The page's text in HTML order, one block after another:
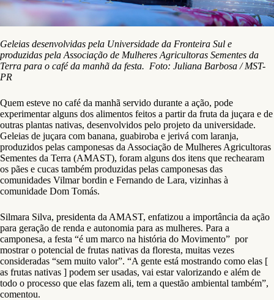
Geleias desenvolvidas pela Universidade da Fronteira Sul e
produzidas pela Associação de Mulheres Agricultoras Sementes da
Terra para o café da manhã da festa. Foto: Juliana Barbosa / MST-
PR
Quem esteve no café da manhã servido durante a ação, pode
experimentar alguns dos alimentos feitos a partir da fruta da juçara e de
outras plantas nativas, desenvolvidos pelo projeto da universidade.
Geleias de juçara com banana, guabiroba e jerivá com laranja,
produzidos pelas camponesas da Associação de Mulheres Agricultoras
Sementes da Terra (AMAST), foram alguns dos itens que rechearam
os pães e cucas também produzidas pelas camponesas das
comunidades Vilmar bordin e Fernando de Lara, vizinhas à
comunidade Dom Tomás.
Silmara Silva, presidenta da AMAST, enfatizou a importância da ação
para geração de renda e autonomia para as mulheres. Para a
camponesa, a festa “é um marco na história do Movimento” por
mostrar o potencial de frutas nativas da floresta, muitas vezes
consideradas “sem muito valor”. “A gente está mostrando como elas [
as frutas nativas ] podem ser usadas, vai estar valorizando e além de
todo o processo que elas fazem ali, tem a questão ambiental também”,
comentou.